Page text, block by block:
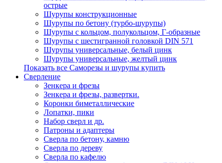
острые
Шурупы конструкционные
Шурупы по бетону (турбо-шурупы)
Шурупы с кольцом, полукольцом, Г-образные
Шурупы с шестигранной головкой DIN 571
Шурупы универсальные, белый цинк
Шурупы универсальные, желтый цинк
Показать все Саморезы и шурупы купить
Сверление
Зенкера и фрезы
Зенкера и фрезы, развертки.
Коронки биметаллические
Лопатки, пики
Набор сверл и др.
Патроны и адаптеры
Сверла по бетону, камню
Сверла по дереву
Сверла по кафелю